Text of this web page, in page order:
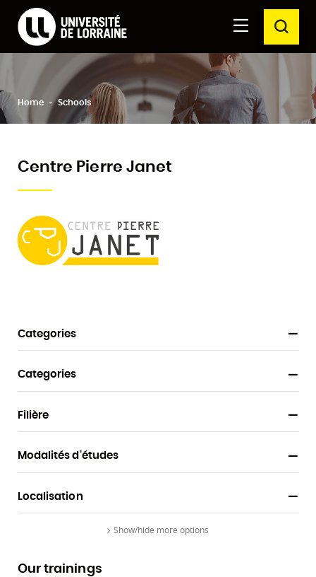
contenu
principal
moteur
de
recherche
Formations Université de Lorraine
Search
Close
Home Schools
Centre Pierre Janet
Categories
Categories
Filière
Modalités d'études
Localisation
Show/hide more options
Our trainings